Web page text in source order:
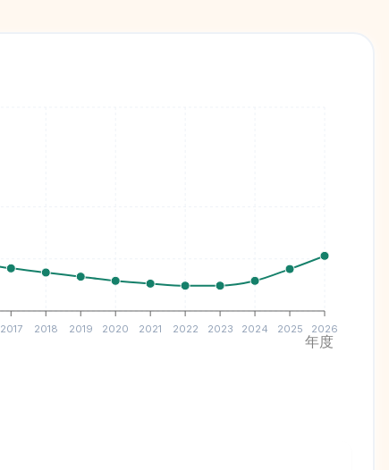
2017 2018 2019 2020 2021 2022 2023 2024 2025 2026
年度